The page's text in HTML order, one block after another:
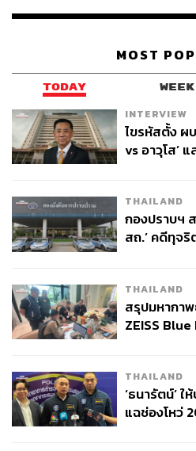
บริเวณจุดตัดมากขึ้น ซึ่งในอนาค
สมกับบริบทของแต่ละพื้นที่ รวมถึ
การจราจรและจุดเสี่ยงที่สามารถ
หน่วยงานและประชาชนสามารถ
หรือความเสี่ยงในพื้นที่ได้มากขึ้น
ข้อมูลที่แสดงบนแอปพลิเคชันนำท
ถอดบทเรียนเพื่ออุดช่องโห
กระทำผิด
การระบุความรับผิดชอบของผู้ที่เกี่
ตามกระบวนการ แต่การถอดบทเ
ควรจบลงเพียงแค่การชี้ความผิด
ซ้ำรอยอีกในอนาคต
ส่วนประเด็นแนวคิดเรื่องการลดจ
MOST
TODAY WEEK
INTERVIEW
ไขรหัสตั้ง ผ
vs อาวุโส’
THAILAND
กองปราบฯ
สถ.’ คดีทุจ
THAILAND
สรุปมหากา
ZEISS
จ่ายหนี้-แอบ
THAILAND
‘ธนารัตน์’ ใ
แฉช่องโหว่